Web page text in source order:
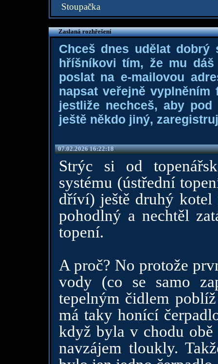
Stoupačka
Zaslaná rozhřešení
Chceš dnes udělat dobrý
hříšníkovi tím, že mu
poslat na e-mailovou
napsat veřejně
jestliže nechceš, aby
ještě někdo jiný,
07.02.2026 16:22:18
Strýc si od
systému (ústřední
dříví) ještě druhý
pohodlný a nechtěl
topení.
A proč? No protože
vody (co se samo
tepelným čidlem
má taky honící
když byla v chodu
navzájem tloukly.